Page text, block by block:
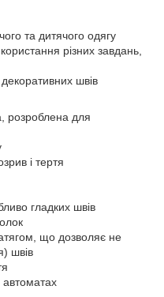
та дитячого одягу
різних завдань,
швів
розроблена для
і тертя
гладких швів
що дозволяє не
швів